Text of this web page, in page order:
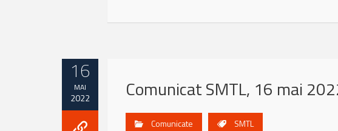
16
MAI
2022 Comunicat SMTL, 16 mai
Comunicate SMTL